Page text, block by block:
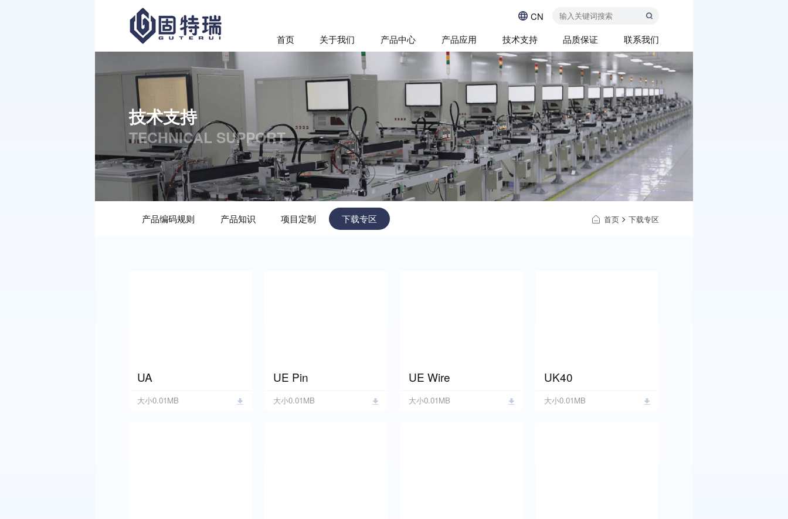
CN
首页
关于我们 产品中心 产品应用 技术支持 品质保证 联系我们
技术支持
TECHNICAL SUPPORT
产品编码规则 产品知识 项目定制 下载专区 首页 >下载专区
UA
大小0.01MB
UE Pin
大小0.01MB
UE Wire
大小0.01MB
UK40
大小0.01MB